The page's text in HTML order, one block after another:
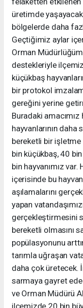
üretimde
bölgelerde daha
Geçtiğimiz aylar
Orman
destekleriyle
küçükbaş
bir protokol
gereğini yerine
Buradaki amacımız
hayvanlarının daha
bereketli bir işletme
bin küçükbaş, 40
bin hayvanımız var.
içerisinde bu
aşılamalarını
yapan
gerçekleştirmesini
bereketli olmasını
popülasyonunu
tarımla uğraşan
daha çok üretecek.
sarmaya gayret
ve Orman Müdürü
ilçemizde 20 bin